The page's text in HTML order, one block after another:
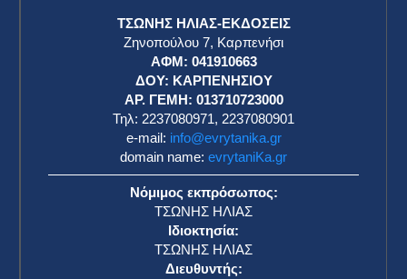
ΤΣΩΝΗΣ ΗΛΙΑΣ-ΕΚΔΟΣΕΙΣ
Ζηνοπούλου 7, Καρπενήσι
ΑΦΜ: 041910663
ΔΟΥ: ΚΑΡΠΕΝΗΣΙΟΥ
ΑΡ. ΓΕΜΗ: 013710723000
Τηλ: 2237080971, 2237080901
e-mail: info@evrytanika.gr
domain name: evrytaniKa.gr
Νόμιμος εκπρόσωπος:
ΤΣΩΝΗΣ ΗΛΙΑΣ
Ιδιοκτησία:
ΤΣΩΝΗΣ ΗΛΙΑΣ
Διευθυντής: